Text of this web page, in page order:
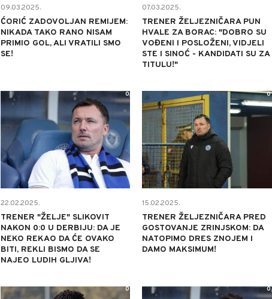
09.03.2025.
ĆORIĆ ZADOVOLJAN REMIJEM:
NIKADA TAKO RANO NISAM
PRIMIO GOL, ALI VRATILI SMO
SE!
07.03.2025.
TRENER ŽELJEZNIČARA PUN
HVALE ZA BORAC: "DOBRO SU
VOĐENI I POSLOŽENI, VIDJELI
STE I SINOĆ - KANDIDATI SU ZA
TITULU!"
22.02.2025.
TRENER "ŽELJE" SLIKOVIT
NAKON 0:0 U DERBIJU: DA JE
NEKO REKAO DA ĆE OVAKO
BITI, REKLI BISMO DA SE
NAJEO LUDIH GLJIVA!
0
15.02.2025.
TRENER ŽELJEZNIČARA PRED
GOSTOVANJE ZRINJSKOM: DA
NATOPIMO DRES ZNOJEM I
DAMO MAKSIMUM!
0
0 0